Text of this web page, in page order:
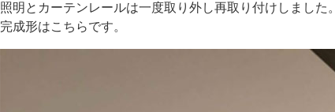
照明とカーテンレールは一度取り外し再取り付けしました。
完成形はこちらです。